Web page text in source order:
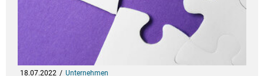
18.07.2022 Unternehmen